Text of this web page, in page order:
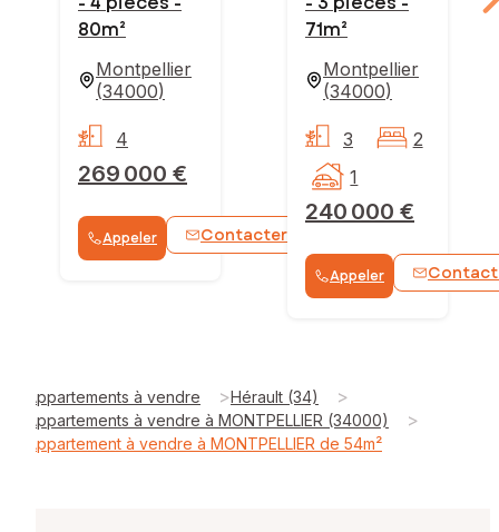
80m²
Montpellier
(34000)
269 000 €
4
Appeler Contacter
71m²
Montpellier
(34000)
240 000 €
3
2
1
Appeler
Appartements à vendre >Hérault (34) >
Appartements à vendre à MONTPELLIER (34000) >
Appartement à vendre à MONTPELLIER de 54m²